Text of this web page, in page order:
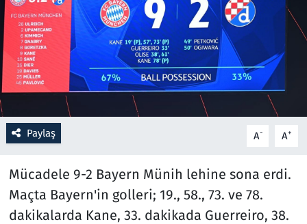
Paylaş A- A+
Mücadele 9-2 Bayern Münih lehine sona erdi.
Maçta Bayern'in golleri; 19., 58., 73. ve 78.
dakikalarda Kane, 33. dakikada Guerreiro, 38.
Ramazan
Resmi İlanlar
Rüya Tabirleri
Sağlık
Seçim 2023